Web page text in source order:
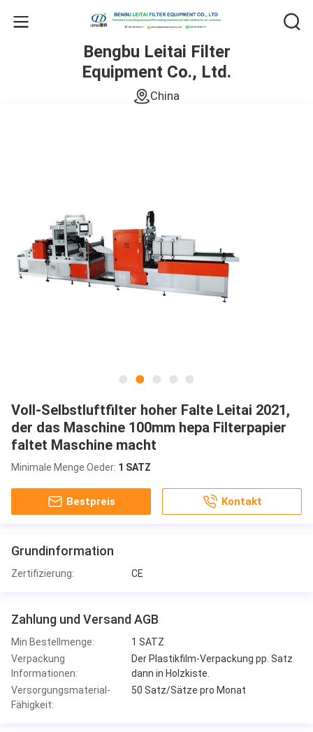
Bengbu Leitai Filter
Equipment Co., Ltd.
China
Voll-Selbstluftfilter hoher Falte Leitai 2021,
der das Maschine 100mm hepa Filterpapier
faltet Maschine macht
Minimale Menge Oeder: 1 SATZ
Bestpreis Kontakt
Grundinformation
Zertifizierung: CE
Zahlung und Versand AGB
Min Bestellmenge:
1 SATZ
Verpackung
Informationen:
Der Plastikfilm-Verpackung pp. Satz
dann in Holzkiste.
Versorgungsmaterial-
Fähigkeit:
50 Satz/Sätze pro Monat